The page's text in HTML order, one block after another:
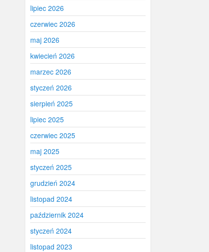
lipiec 2026
czerwiec 2026
maj 2026
kwiecień 2026
marzec 2026
styczeń 2026
sierpień 2025
lipiec 2025
czerwiec 2025
maj 2025
styczeń 2025
grudzień 2024
listopad 2024
październik 2024
styczeń 2024
listopad 2023